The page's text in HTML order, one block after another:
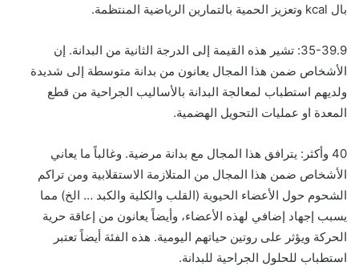
بال kcal وتعزيز الحمية بالتمارين الرياضية المنتظمة.
35-39.9: تشير هذه القيمة إلى الدرجة الثانية من البدانة. إن
الأشخاص ضمن هذا المجال يعانون من بدانة متوسطة إلى شديدة
ولديهم استطباب لمعالجة البدانة بالأساليب الجراحية من قطع
المعدة او عمليات التحويل الهضمية.
40 وأكثر: يترافق هذا المجال مع بدانة مرضية. وغالباً ما يعاني
الأشخاص ضمن هذا المجال من المتلازمة الاستقلابية ومن تراكم
الشحوم حول الأعضاء الحيوية (القلب والكلية والكبد … الخ) مما
يسبب إجهاد إضافي لهذه الأعضاء، وأيضاً يعانون من إعاقة حرية
الحركة ويؤثر على روتين حياتهم اليومية. هذه الفئة أيضاً تعتبر
استطباب للحلول الجراحية للبدانة.